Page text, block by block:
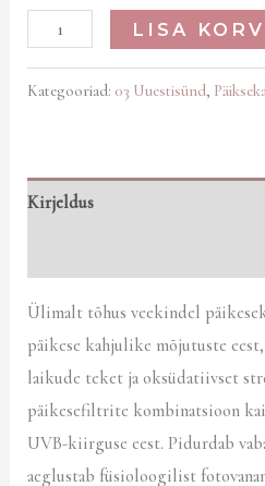
LISA
Kategooriad: 03 Uuestisünd,
Kirjeldus
Ülimalt tõhus veekindel
päikese kahjulike mõjutuste
laikude teket ja oksüdatiivset
päikesefiltrite kombinatsioon
UVB-kiirguse eest. Pidurdab
aeglustab füsioloogilist